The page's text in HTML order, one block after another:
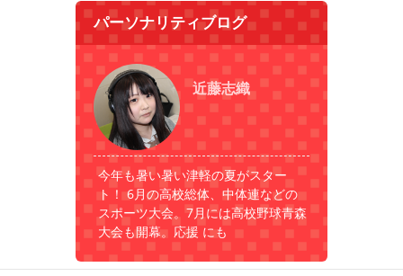
パーソナリティブログ
近藤志織
今年も暑い暑い津軽の夏がスター
ト！ 6月の高校総体、中体連などの
スポーツ大会。7月には高校野球青森
大会も開幕。応援 にも